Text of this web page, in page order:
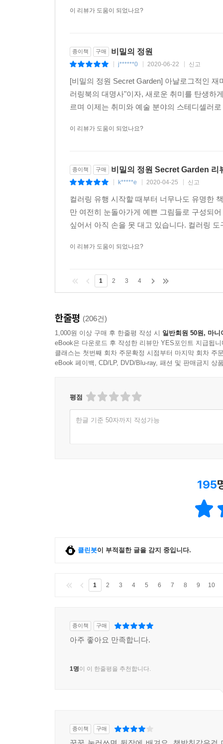
이 리뷰가 도움이 되었나요?
종이책 구매 비밀의 정원
j******0 2020-06-22 신고
[비밀의 정원 Secret Garden] 아날로그적인
러링북의 대명사"이자, 새로운 취미를 탄생하
르며 이제는 취미와 예술 분야의 스테디셀러
이 리뷰가 도움이 되었나요?
종이책 구매 비밀의 정원 Secret Garden 리
k*****e 2020-04-25 신고
컬러링 유행 시작할 때부터 너무나도 유명한
만 여전히 눈돌아가게 예쁜 그림들로 구성되
싶어서 아직 손을 못 대고 있습니다. 컬러링
이 리뷰가 도움이 되었나요?
1 2 3 4
한줄평 (206건)
1,000원 이상 구매 후 한줄평 작성 시 일반회원 50원, 마니
eBook은 다운로드 후 작성한 리뷰만 YES포인트 지급됩니
클래스는 첫번째 회차 주문확정 시점부터 마지막 회차 주
eBook 페이백, CD/LP, DVD/Blu-ray, 패션 및 판매금지 상
평점
한글 기준 50자까지 작성가능
195
클린봇이 부적절한 글을 감지 중입니다.
1 2 3 4 5 6 7 8 9 10
종이책 구매
아주 좋아요 만족합니다.
1명이 이 한줄평을 추천합니다.
종이책 구매